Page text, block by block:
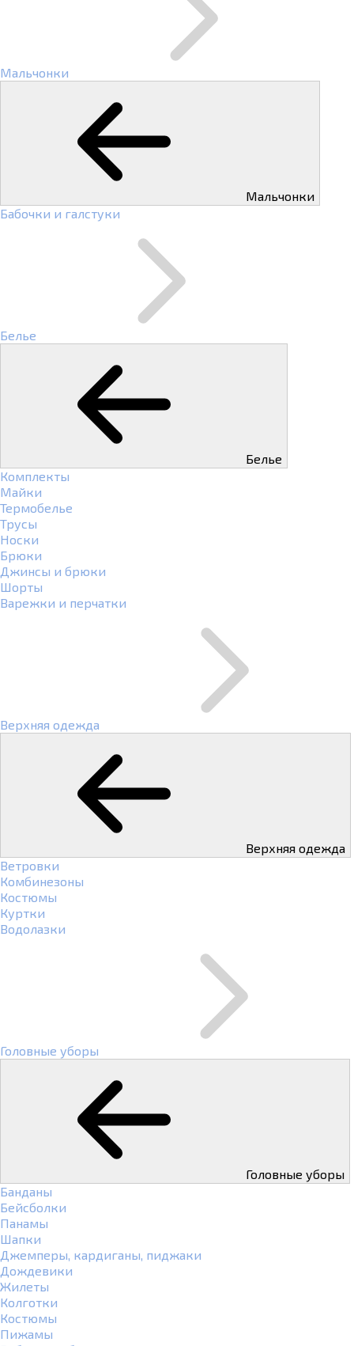
Мальчонки
Мальчонки
Бабочки и галстуки
Белье
Белье
Комплекты
Майки
Термобелье
Трусы
Носки
Брюки
Джинсы и брюки
Шорты
Варежки и перчатки
Верхняя одежда
Верхняя одежда
Ветровки
Комбинезоны
Костюмы
Куртки
Водолазки
Головные уборы
Головные уборы
Банданы
Бейсболки
Панамы
Шапки
Джемперы, кардиганы, пиджаки
Дождевики
Жилеты
Колготки
Костюмы
Пижамы